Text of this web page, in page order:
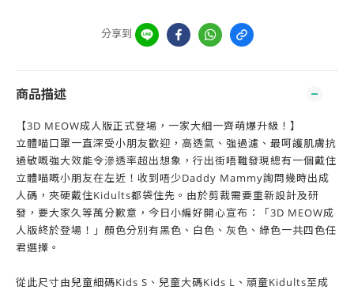
分享到
商品描述
【3D MEOW成人版正式登場，一家大細一齊萌爆升級！】
立體喵口罩一直深受小朋友歡迎，高透氣、強過濾、最呵護肌膚抗
過敏嘅強大效能令滲透率超出想象，行出街唔難發現總有一個戴住
立體喵嘅小朋友在左近！收到唔少Daddy Mammy詢問幾時出成
人碼，夾硬戴住Kidults都袋住先。由於剪裁需要重新設計及研
發，要大家久等萬分歉意，今日小編好開心宣布：「3D MEOW成
人版終於登場！」顏色分別有黑色、白色、灰色、綠色一共四色任
君選擇。
從此尺寸由兒童細碼Kids S、兒童大碼Kids L、頑童Kidults至成